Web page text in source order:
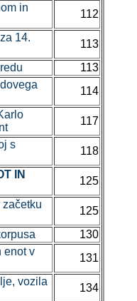
in
112
14.
113
113
114
117
s
118
IN
125
125
130
v
131
vozila
134